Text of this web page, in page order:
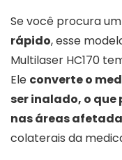
Se você procura
rápido, esse
Multilaser HC170
Ele converte o
ser inalado, o
nas áreas
colaterais da